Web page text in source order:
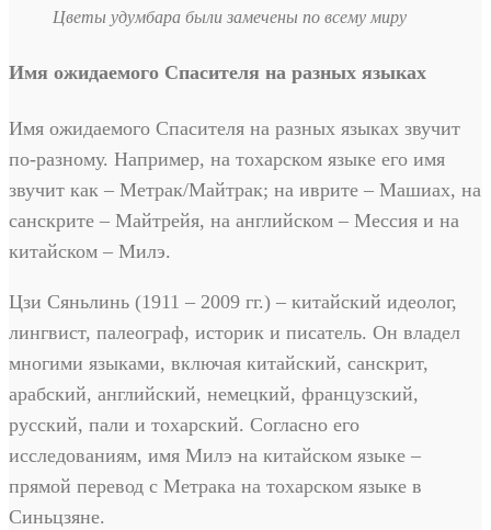
Цветы удумбара были замечены по всему миру
Имя ожидаемого Спасителя на разных языках
Имя ожидаемого Спасителя на разных языках звучит
по-разному. Например, на тохарском языке его имя
звучит как – Метрак/Майтрак; на иврите – Машиах, на
санскрите – Майтрейя, на английском – Мессия и на
китайском – Милэ.
Цзи Сяньлинь (1911 – 2009 гг.) – китайский идеолог,
лингвист, палеограф, историк и писатель. Он владел
многими языками, включая китайский, санскрит,
арабский, английский, немецкий, французский,
русский, пали и тохарский. Согласно его
исследованиям, имя Милэ на китайском языке –
прямой перевод с Метрака на тохарском языке в
Синьцзяне.